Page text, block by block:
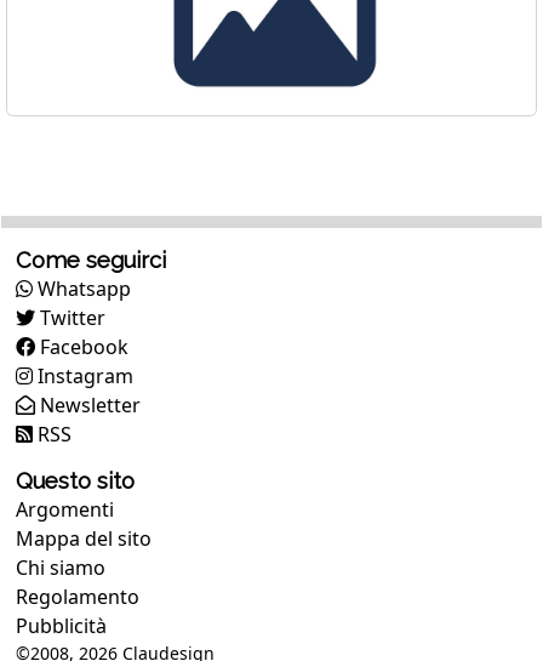
Come seguirci
Whatsapp
Twitter
Facebook
Instagram
Newsletter
RSS
Questo sito
Argomenti
Mappa del sito
Chi siamo
Regolamento
Pubblicità
©2008, 2026 Claudesign